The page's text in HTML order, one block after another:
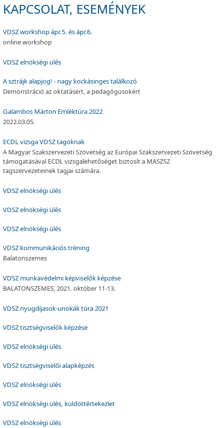
KAPCSOLAT, ESEMÉNYEK
VDSZ workshop ápr.5. és ápr.6.
online workshop
VDSZ elnökségi ülés
A sztrájk alapjog! - nagy kockásinges találkozó
Demonstráció az oktatásért, a pedagógusokért
Galambos Márton Emléktúra 2022
2022.03.05.
ECDL vizsga VDSZ tagoknak
A Magyar Szakszervezeti Szövetség az Európai Szakszervezeti Szövetség
támogatásával ECDL vizsgalehetőséget biztosít a MASZSZ
tagszervezeteinek tagjai számára.
VDSZ elnökségi ülés
VDSZ elnökségi ülés
VDSZ elnökségi ülés
VDSZ kommunikációs tréning
Balatonszemes
VDSZ munkavédelmi képviselők képzése
BALATONSZEMES, 2021. október 11-13.
VDSZ nyugdíjasok-unokák túra 2021
VDSZ tisztségviselők képzése
VDSZ elnökségi ülés
VDSZ tisztségviselői alapképzés
VDSZ elnökségi ülés
VDSZ elnökségi ülés, küldöttértekezlet
VDSZ elnökségi ülés